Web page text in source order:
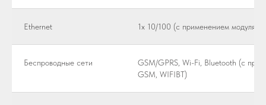
Ethernet 1x 10/100 (с применением модуля
Беспроводные сети
GSM/GPRS, Wi-Fi, Bluetooth (с
GSM, WIFIBT)